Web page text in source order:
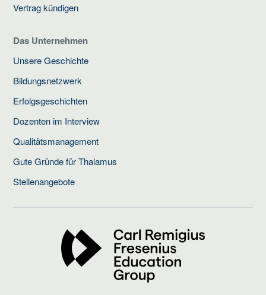
Vertrag kündigen
Das Unternehmen
Unsere Geschichte
Bildungsnetzwerk
Erfolgsgeschichten
Dozenten im Interview
Qualitätsmanagement
Gute Gründe für Thalamus
Stellenangebote